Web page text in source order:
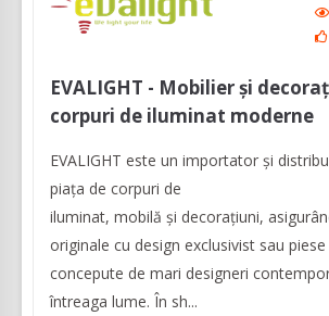
EVALIGHT - Mobilier și
corpuri de iluminat moderne
EVALIGHT este un importator și
piața de corpuri de
iluminat, mobilă și decorațiuni,
originale cu design exclusivist sau
concepute de mari designeri
întreaga lume. În sh...